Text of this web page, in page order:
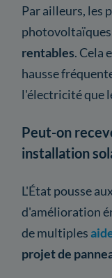
Par ailleurs, les
rentables. Cela
hausse
l'électricité que
Peut-on
installation
L'État pousse
d'amélioration
de multiples
projet de